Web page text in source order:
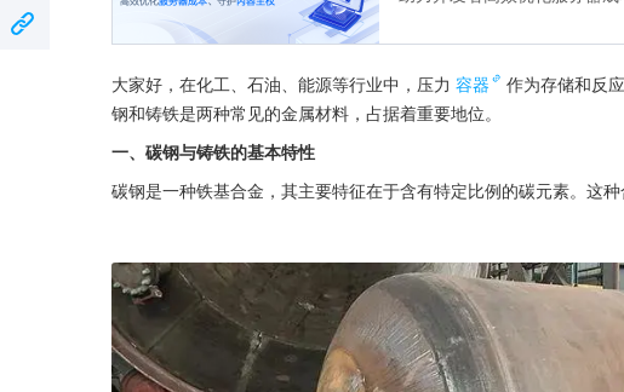
‍‌‌‌‌‍‌‌‌‍‌‌‌‍‌‌‌‍‌‌‌‌‌‌‍‌‌‌‌‍‌‌‌‌‌‍‌‌‌‌‌‌‍‌‌‌‌‍‌‌‌‌‍‌‌‍‌‌‌‍‌‌‌‌‍‌‌‌‌‌‍‌‌‌‌‌‍‌‌‌‌‍‌‌‌‌‍‌‌‌‌‌‌‍‌‌‌‌‍‌‌‌‍‌‌‌‌大家好，在化工、石油、能源等行业中，压力 容器
作为存储和反
钢和铸铁是两种常见的金属材料，占据着重要地位。
一、碳钢与铸铁的基本特性
碳钢是一种铁基合金，其主要特征在于含有特定比例的碳元素。这